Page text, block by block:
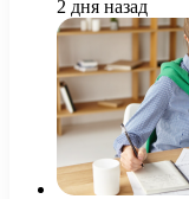
2 дня назад